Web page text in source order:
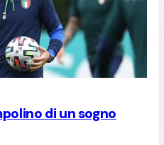
di un sogno